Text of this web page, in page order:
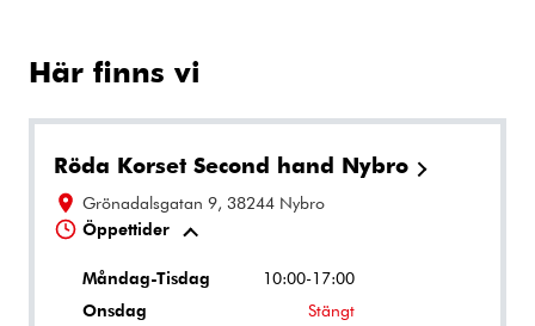
Här finns vi
Röda Korset Second hand Nybro
Grönadalsgatan 9, 38244 Nybro
Öppettider
Måndag-Tisdag
10:00-17:00
Onsdag
Stängt